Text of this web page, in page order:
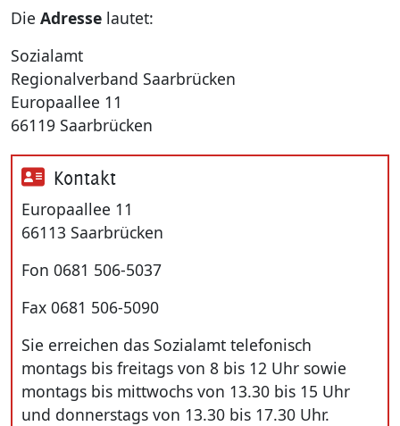
Die Adresse lautet:
Sozialamt
Regionalverband Saarbrücken
Europaallee 11
66119 Saarbrücken
Kontakt
Europaallee 11
66113 Saarbrücken
Fon 0681 506-5037
Fax 0681 506-5090
Sie erreichen das Sozialamt telefonisch
montags bis freitags von 8 bis 12 Uhr sowie
montags bis mittwochs von 13.30 bis 15 Uhr
und donnerstags von 13.30 bis 17.30 Uhr.